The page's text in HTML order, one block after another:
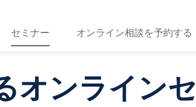
セミナー オンライン相談を予約する
オンライン